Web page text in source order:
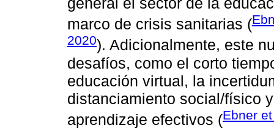
marco de crisis sanitarias (
2020). Adicionalmente, este
desafíos, como el corto
educación virtual, la
distanciamiento social/físico
aprendizaje efectivos (Ebner